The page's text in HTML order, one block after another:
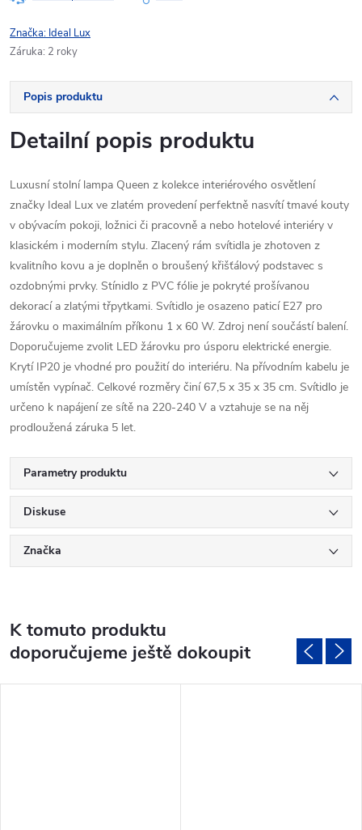
Značka: Ideal Lux
Záruka: 2 roky
Popis produktu
Detailní popis produktu
Luxusní stolní lampa Queen z kolekce interiérového osvětlení
značky Ideal Lux ve zlatém provedení perfektně nasvítí tmavé kouty
v obývacím pokoji, ložnici či pracovně a nebo hotelové interiéry v
klasickém i moderním stylu. Zlacený rám svítidla je zhotoven z
kvalitního kovu a je doplněn o broušený křišťálový podstavec s
ozdobnými prvky. Stínidlo z PVC fólie je pokryté prošívanou
dekorací a zlatými třpytkami. Svítidlo je osazeno paticí E27 pro
žárovku o maximálním příkonu 1 x 60 W. Zdroj není součástí balení.
Doporučujeme zvolit LED žárovku pro úsporu elektrické energie.
Krytí IP20 je vhodné pro použití do interiéru. Na přívodním kabelu je
umístěn vypínač. Celkové rozměry činí 67,5 x 35 x 35 cm. Svítidlo je
určeno k napájení ze sítě na 220-240 V a vztahuje se na něj
prodloužená záruka 5 let.
Parametry produktu
Diskuse
Značka
K tomuto produktu
doporučujeme ještě dokoupit